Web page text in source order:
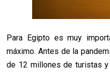
Para Egipto es muy
máximo. Antes de la
de 12 millones de turistas